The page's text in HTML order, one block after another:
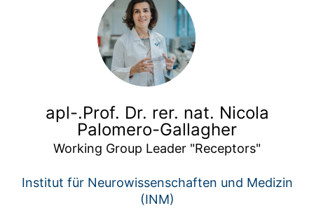
apl-.Prof. Dr. rer. nat. Nicola
Palomero-Gallagher
Working Group Leader "Receptors"
Institut für Neurowissenschaften und Medizin
(INM)